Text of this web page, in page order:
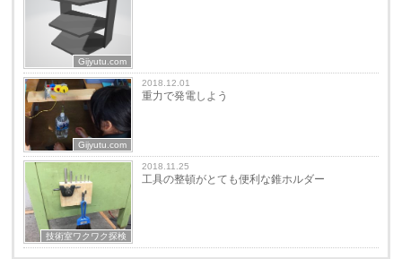
Gijyutu.com
Gijyutu.com
2018.12.01
重力で発電しよう
技術室ワクワク探検
2018.11.25
工具の整頓がとても便利な錐ホルダー